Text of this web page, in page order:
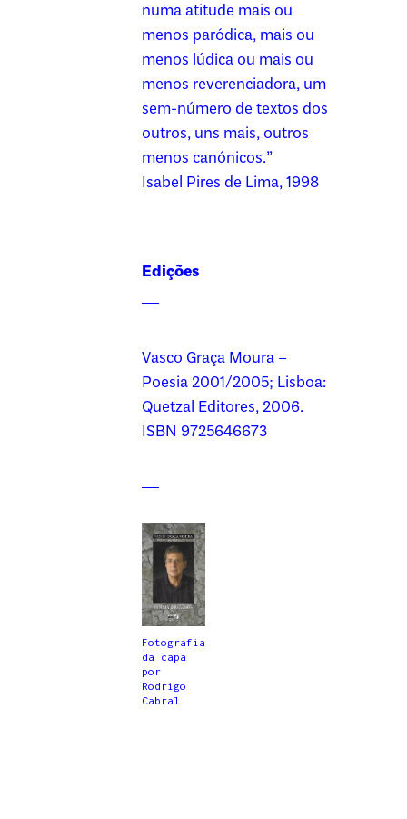
numa atitude mais ou
menos paródica, mais ou
menos lúdica ou mais ou
menos reverenciadora, um
sem-número de textos dos
outros, uns mais, outros
menos canónicos.”
Isabel Pires de Lima, 1998
Edições
Vasco Graça Moura –
Poesia 2001/2005; Lisboa:
Quetzal Editores, 2006.
ISBN 9725646673
Fotografia
da capa
por
Rodrigo
Cabral